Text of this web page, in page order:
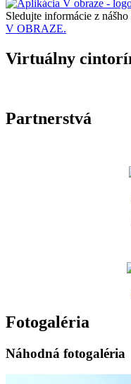
Sledujte informácie z
V OBRAZE.
Virtuálny
Partnerstvá
Fotogaléria
Náhodná fotogaléria